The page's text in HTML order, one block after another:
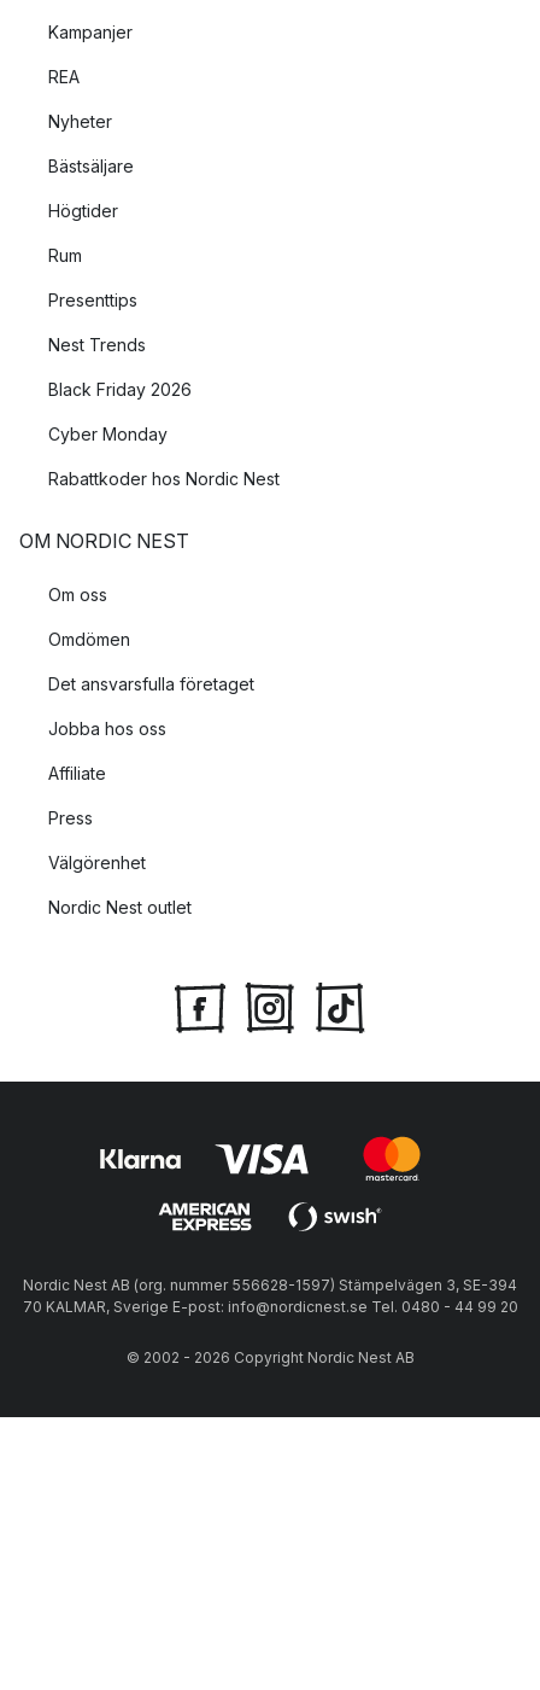
Kampanjer
REA
Nyheter
Bästsäljare
Högtider
Rum
Presenttips
Nest Trends
Black Friday 2026
Cyber Monday
Rabattkoder hos Nordic Nest
OM NORDIC NEST
Om oss
Omdömen
Det ansvarsfulla företaget
Jobba hos oss
Affiliate
Press
Välgörenhet
Nordic Nest outlet
Nordic Nest AB (org. nummer 556628-1597) Stämpelvägen 3, SE-394
70 KALMAR, Sverige E-post: info@nordicnest.se Tel. 0480 - 44 99 20
© 2002 - 2026 Copyright Nordic Nest AB